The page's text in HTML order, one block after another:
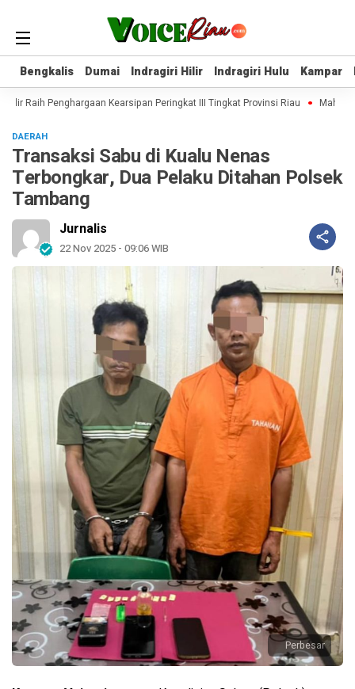
Bengkalis Dumai Indragiri Hilir Indragiri Hulu Kampar
Bengkalis Dumai Indragiri Hilir Indragiri Hulu Kampar
Raih Penghargaan Kearsipan Peringkat III Tingkat Provinsi Riau
DAERAH
Transaksi Sabu di Kualu Nenas
Terbongkar, Dua Pelaku Ditahan Polsek
Tambang
Jurnalis
22 Nov 2025 - 09:06 WIB
Perbesar